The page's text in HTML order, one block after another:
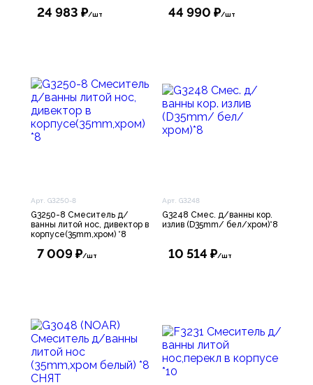
24 983 ₽/шт 44 990 ₽/шт
Арт. G3250-8
G3250-8 Смеситель д/
ванны литой нос, дивектор в
корпусе(35mm,хром) *8
7 009 ₽/шт
Арт. G3248
G3248 Смес. д/ванны кор.
излив (D35mm/ бел/хром)*8
10 514 ₽/шт